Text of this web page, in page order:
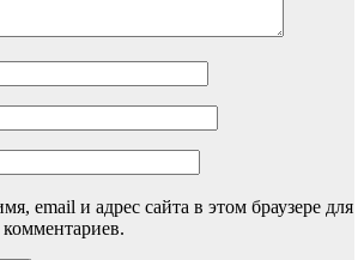
email и адрес сайта в этом браузере для